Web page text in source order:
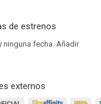
de estrenos
ninguna fecha.Añadir
externos